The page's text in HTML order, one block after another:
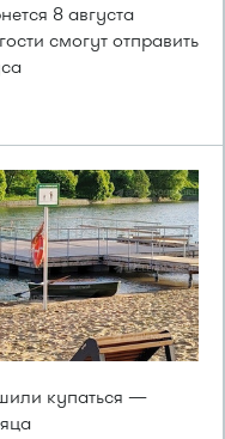
8 августа
смогут отправить
купаться —